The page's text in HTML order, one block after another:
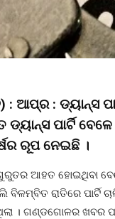
: ଆପ୍ର : ଡ୍ୟାନ୍ସ
ପାର୍ଟି
ରୂପ ନେଇଛି ।
ଆହତ ହୋଇଥିବା
ବିଳମ୍ବିତ ରାତିରେ ପାର୍ଟି
। ଗଣ୍ଡଗୋଳର ଖବର